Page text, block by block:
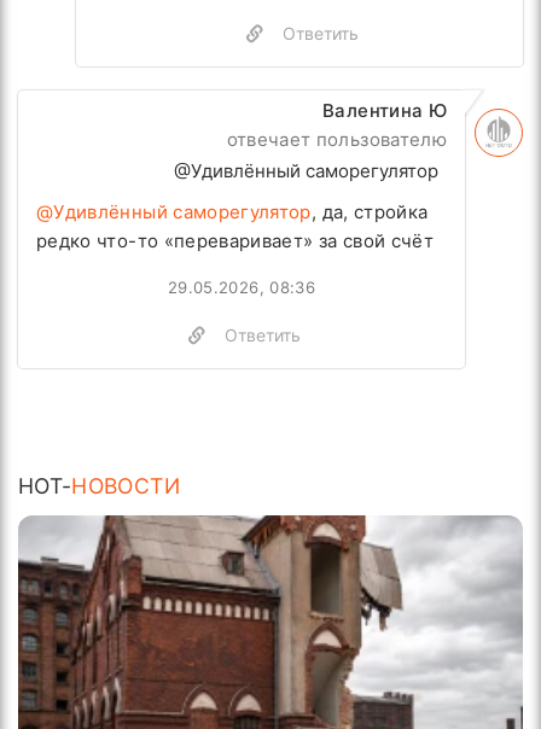
Ответить
Валентина Ю
отвечает пользователю
@Удивлённый саморегулятор
@Удивлённый саморегулятор, да, стройка
редко что-то «переваривает» за свой счёт
Ответить
29.05.2026, 08:36
HOT-НОВОСТИ